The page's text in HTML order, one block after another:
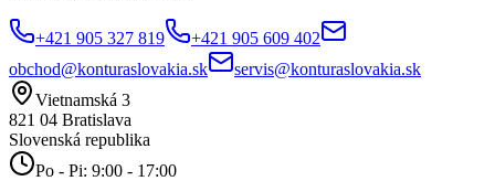
+421 905 327 819
+421 905 609 402
obchod@konturaslovakia.sk
servis@konturaslovakia.sk
Vietnamská 3
821 04 Bratislava
Slovenská republika
Po - Pi: 9:00 - 17:00